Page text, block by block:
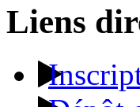
Liens